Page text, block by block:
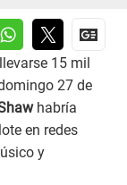
15 mil
27 de
habría
en redes
y